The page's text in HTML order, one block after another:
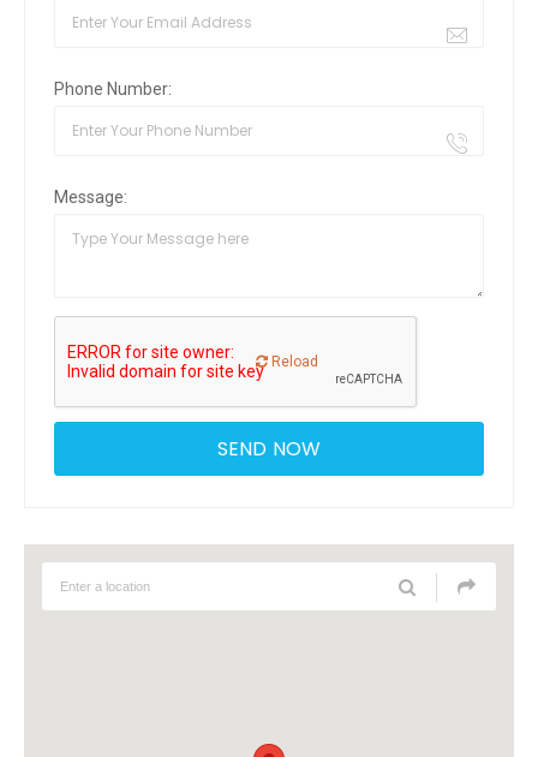
Phone Number:
Message:
Reload